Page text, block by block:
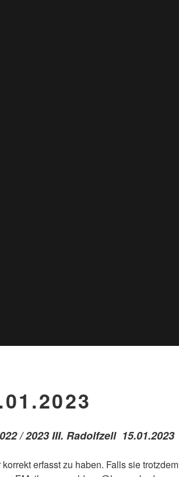
/ 2023 III. Radolfzell 15.01.2023
erfasst zu haben. Falls sie trotzdem